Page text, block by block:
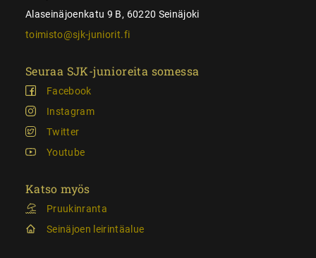
Alaseinäjoenkatu 9 B, 60220 Seinäjoki
toimisto@sjk-juniorit.fi
Seuraa SJK-junioreita somessa
Facebook
Instagram
Twitter
Youtube
Katso myös
Pruukinranta
Seinäjoen leirintäalue